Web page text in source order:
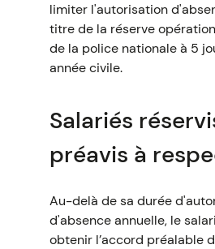
limiter l'autorisation
titre de la réserve
de la police nationale à 5
année civile.
Salariés
préavis à
Au-delà de sa durée
d'absence annuelle, le
obtenir l’accord préalable